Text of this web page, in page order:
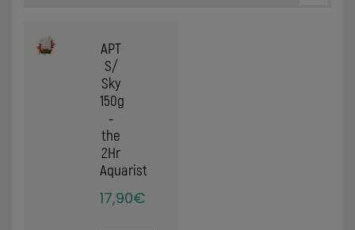
APT
S/
Sky
150g
-
the
2Hr
Aquarist
17,90€